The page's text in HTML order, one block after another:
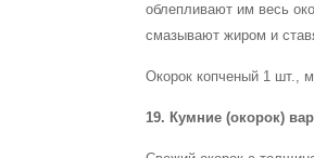
облепливают им весь
смазывают жиром и
Окорок копченый 1 шт.,
19. Кумние (окорок)